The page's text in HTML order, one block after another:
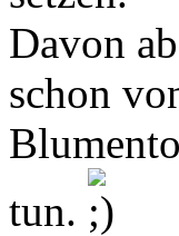
Davon
schon
tun.